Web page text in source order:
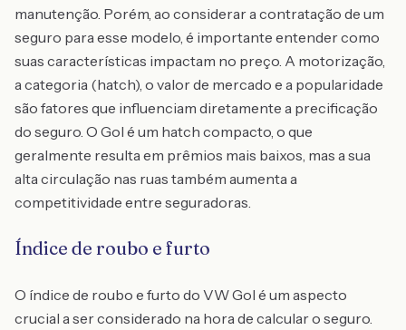
manutenção. Porém, ao considerar a contratação de um
seguro para esse modelo, é importante entender como
suas características impactam no preço. A motorização,
a categoria (hatch), o valor de mercado e a popularidade
são fatores que influenciam diretamente a precificação
do seguro. O Gol é um hatch compacto, o que
geralmente resulta em prêmios mais baixos, mas a sua
alta circulação nas ruas também aumenta a
competitividade entre seguradoras.
Índice de roubo e furto
O índice de roubo e furto do VW Gol é um aspecto
crucial a ser considerado na hora de calcular o seguro.